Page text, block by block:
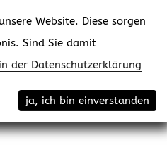
Menü
Website. Diese sorgen
Sind Sie damit
der Datenschutzerklärung
ja, ich bin einverstanden